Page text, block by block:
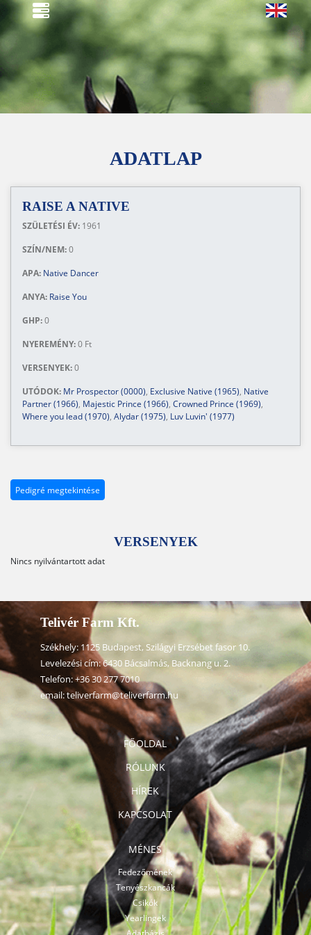
ADATLAP
RAISE A NATIVE
SZÜLETÉSI ÉV: 1961
SZÍN/NEM:0
APA: Native Dancer
ANYA: Raise You
GHP:0
NYEREMÉNY:0 Ft
VERSENYEK:0
UTÓDOK: Mr Prospector (0000), Exclusive Native (1965), Native
Partner (1966), Majestic Prince (1966), Crowned Prince (1969),
Where you lead (1970), Alydar (1975), Luv Luvin' (1977)
Pedigré megtekintése
VERSENYEK
Nincs nyilvántartott adat
FŐOLDAL
RÓLUNK
HÍREK
KAPCSOLAT
MÉNES
Fedezőmének
Tenyészkancák
Csikók
Yearlingek
Telivér Farm Kft.
Székhely: 1125 Budapest, Szilágyi Erzsébet fasor 10.
Levelezési cím: 6430 Bácsalmás, Backnang u. 2.
Telefon:+36 30 277 7010
email:teliverfarm@teliverfarm.hu